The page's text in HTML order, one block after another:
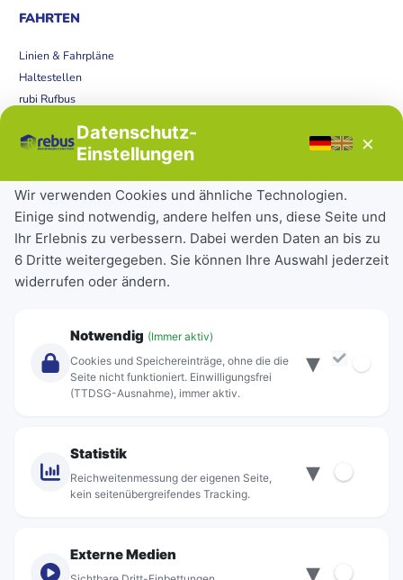
FAHRTEN
Linien & Fahrpläne
Haltestellen
rubi Rufbus
Störungen
Tickets & Tarife
Deutschlandticket
Schülerkarte
Einzeltickets
Abonnements
Über Rebus
Standorte
Datenschutz-
Einstellungen
×
Wir verwenden Cookies und ähnliche Technologien.
Einige sind notwendig, andere helfen uns, diese Seite und
Ihr Erlebnis zu verbessern. Dabei werden Daten an bis zu
6 Dritte weitergegeben. Sie können Ihre Auswahl jederzeit
widerrufen oder ändern.
Notwendig (Immer aktiv)
Cookies und Speichereinträge, ohne die die
Seite nicht funktioniert. Einwilligungsfrei
(TTDSG-Ausnahme), immer aktiv.
▾
Statistik
Reichweitenmessung der eigenen Seite,
kein seitenübergreifendes Tracking.
▾
Externe Medien
▾